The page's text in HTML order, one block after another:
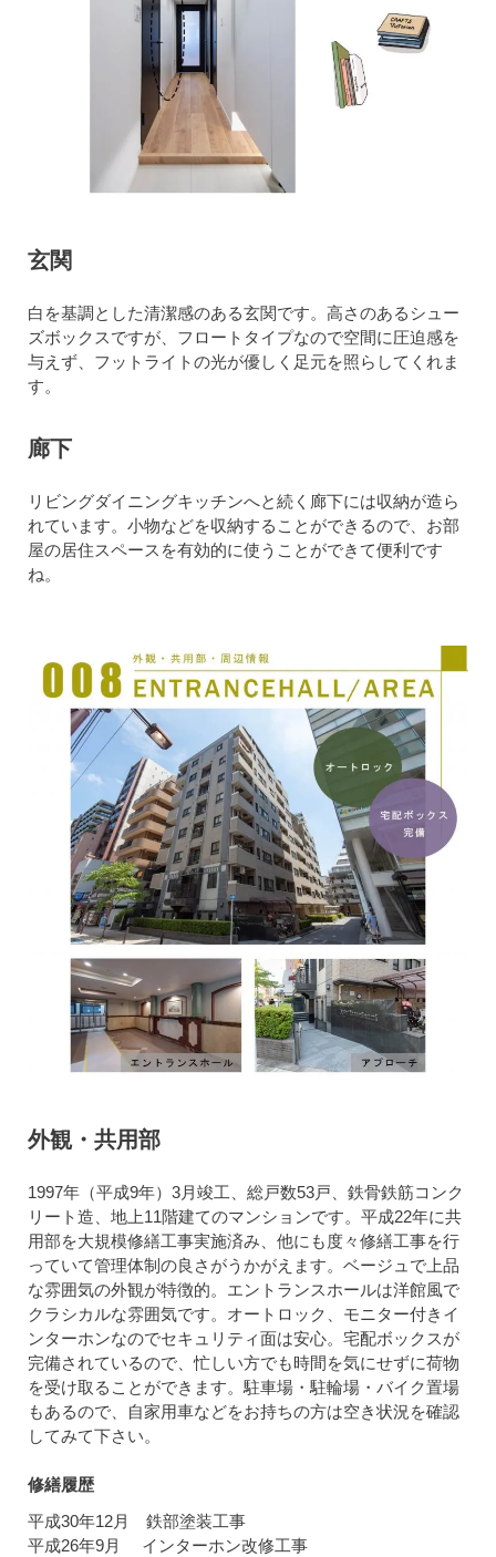
玄関
白を基調とした清潔感のある玄関です。高さのあるシュー
ズボックスですが、フロートタイプなので空間に圧迫感を
与えず、フットライトの光が優しく足元を照らしてくれま
す。
廊下
リビングダイニングキッチンへと続く廊下には収納が造ら
れています。小物などを収納することができるので、お部
屋の居住スペースを有効的に使うことができて便利です
ね。
外観・共用部
1997年（平成9年）3月竣工、総戸数53戸、鉄骨鉄筋コンク
リート造、地上11階建てのマンションです。平成22年に共
用部を大規模修繕工事実施済み、他にも度々修繕工事を行
っていて管理体制の良さがうかがえます。ベージュで上品
な雰囲気の外観が特徴的。エントランスホールは洋館風で
クラシカルな雰囲気です。オートロック、モニター付きイ
ンターホンなのでセキュリティ面は安心。宅配ボックスが
完備されているので、忙しい方でも時間を気にせずに荷物
を受け取ることができます。駐車場・駐輪場・バイク置場
もあるので、自家用車などをお持ちの方は空き状況を確認
してみて下さい。
修繕履歴
平成30年12月 鉄部塗装工事
平成26年9月 インターホン改修工事